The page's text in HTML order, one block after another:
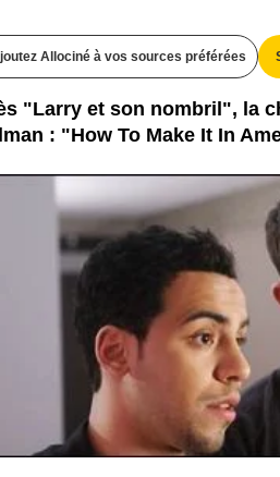
Allociné à vos sources préférées
"Larry et son nombril", la
: "How To Make It In